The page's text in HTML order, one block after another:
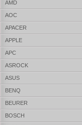
AMD
AOC
APACER
APPLE
APC
ASROCK
ASUS
BENQ
BEURER
BOSCH